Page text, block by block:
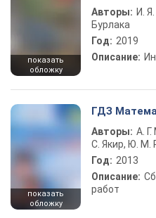
показать
обложку
Авторы: И.
Бурлака
Год: 2019
Описание:
показать
обложку
ГДЗ
Авторы: А.
С. Якир, Ю. М.
Год: 2013
Описание:
работ